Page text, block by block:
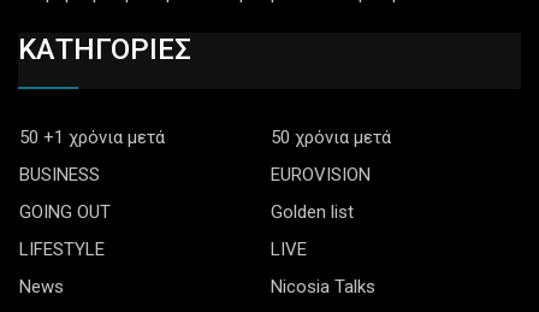
ΚΑΤΗΓΟΡΙΕΣ
50 +1 χρόνια μετά
50 χρόνια μετά
BUSINESS
EUROVISION
GOING OUT
Golden list
LIFESTYLE
LIVE
News
Nicosia Talks